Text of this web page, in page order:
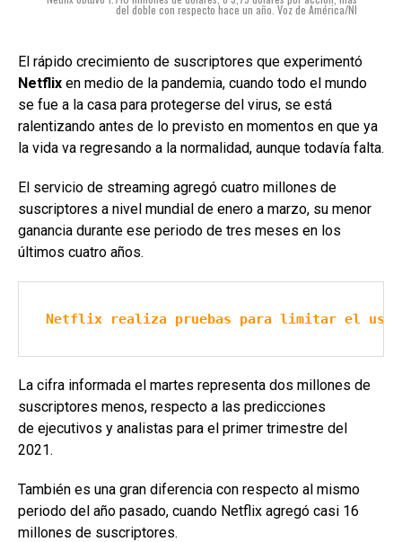
del doble con respecto hace un año. Voz de América/NI
El rápido crecimiento de suscriptores que experimentó
Netflix en medio de la pandemia, cuando todo el mundo
se fue a la casa para protegerse del virus, se está
ralentizando antes de lo previsto en momentos en que ya
la vida va regresando a la normalidad, aunque todavía falta.
El servicio de streaming agregó cuatro millones de
suscriptores a nivel mundial de enero a marzo, su menor
ganancia durante ese periodo de tres meses en los
últimos cuatro años.
Netflix realiza pruebas para limitar el uso
La cifra informada el martes representa dos millones de
suscriptores menos, respecto a las predicciones
de ejecutivos y analistas para el primer trimestre del
2021.
También es una gran diferencia con respecto al mismo
periodo del año pasado, cuando Netflix agregó casi 16
millones de suscriptores.